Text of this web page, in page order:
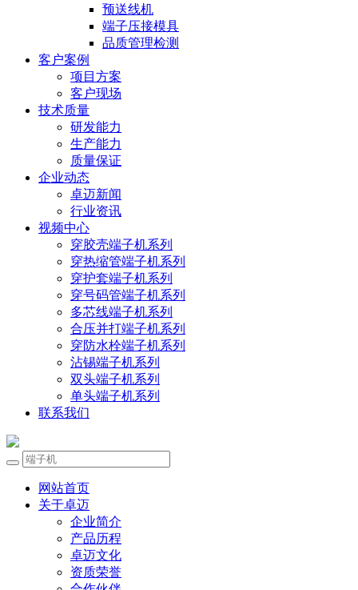
预送线机
端子压接模具
品质管理检测
客户案例
项目方案
客户现场
技术质量
研发能力
生产能力
质量保证
企业动态
卓迈新闻
行业资讯
视频中心
穿胶壳端子机系列
穿热缩管端子机系列
穿护套端子机系列
穿号码管端子机系列
多芯线端子机系列
合压并打端子机系列
穿防水栓端子机系列
沾锡端子机系列
双头端子机系列
单头端子机系列
联系我们
网站首页
关于卓迈
企业简介
产品历程
卓迈文化
资质荣誉